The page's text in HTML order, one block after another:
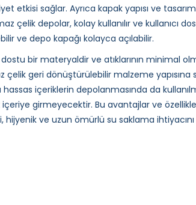
etkisi sağlar. Ayrıca kapak yapısı ve
çelik depolar, kolay kullanılır ve kullanıcı
ve depo kapağı kolayca açılabilir.
bir materyaldir ve atıklarının minimal
geri dönüştürülebilir malzeme yapısına
içeriklerin depolanmasında da
içeriye girmeyecektir. Bu avantajlar ve
ve uzun ömürlü su saklama